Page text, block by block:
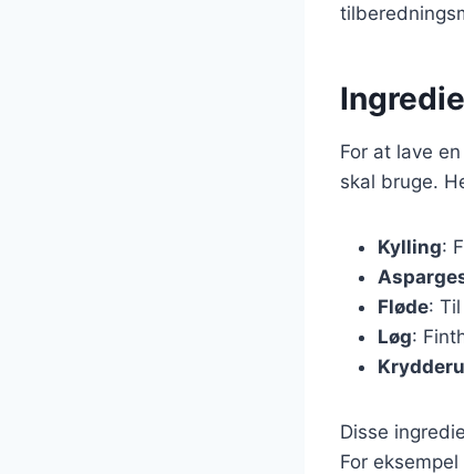
For at lave
skal bruge.
Kylling:
Fløde:
Løg:
Disse
For